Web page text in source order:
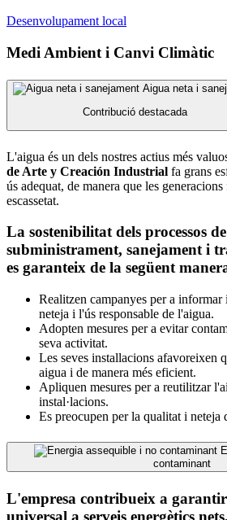
Desenvolupament local
Medi Ambient i Canvi Climàtic
Aigua neta i
Contribució destacada
L'aigua és un dels nostres actius més
de Arte y Creación Industrial fa grans
ús adequat, de manera que les
escassetat.
La sostenibilitat dels processos
subministrament, sanejament i
es garanteix de la següent
Realitzen campanyes per a informar
neteja i l'ús responsable de l'aigua.
Adopten mesures per a evitar
seva activitat.
Les seves installacions afavoreixen
aigua i de manera més eficient.
Apliquen mesures per a reutilitzar
instal·lacions.
Es preocupen per la qualitat i neteja
contaminant
L'empresa contribueix a